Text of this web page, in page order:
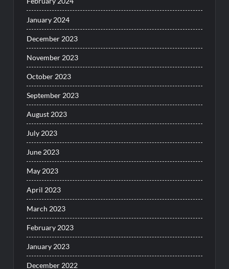
January 2024
December 2023
November 2023
October 2023
September 2023
August 2023
July 2023
June 2023
May 2023
April 2023
March 2023
February 2023
January 2023
December 2022